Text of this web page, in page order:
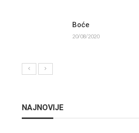
Boće
20/08/2020
NAJNOVIJE